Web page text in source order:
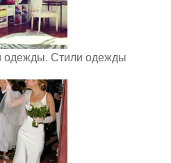
одежды. Стили одежды